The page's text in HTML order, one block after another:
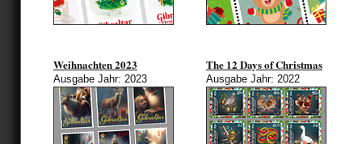
Weihnachten 2023
Ausgabe Jahr: 2023
The 12 Days of Christmas
Ausgabe Jahr: 2022